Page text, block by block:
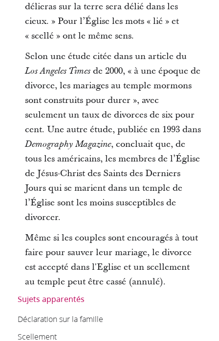
délieras sur la terre sera délié dans les
cieux. » Pour l’Église les mots « lié » et
« scellé » ont le même sens.
Selon une étude citée dans un article du
Los Angeles Timesde 2000, « à une époque de
divorce, les mariages au temple mormons
sont construits pour durer », avec
seulement un taux de divorces de six pour
cent. Une autre étude, publiée en 1993 dans
Demography Magazine, concluait que, de
tous les américains, les membres de l’Église
de Jésus-Christ des Saints des Derniers
Jours qui se marient dans un temple de
l’Église sont les moins susceptibles de
divorcer.
Même si les couples sont encouragés à tout
faire pour sauver leur mariage, le divorce
est accepté dans l'Eglise et un scellement
au temple peut être cassé (annulé).
Sujets apparentés
Déclaration sur la famille
Scellement